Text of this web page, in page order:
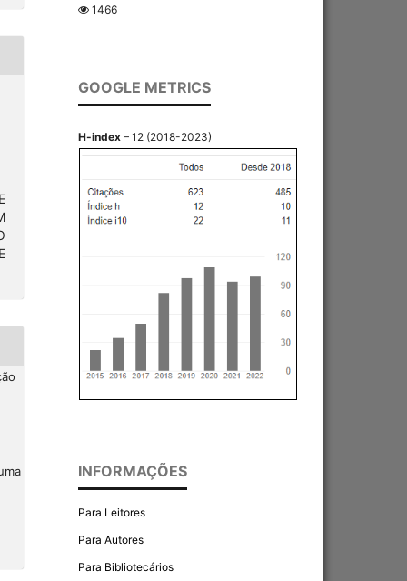
1466
GOOGLE METRICS
H-index – 12 (2018-2023)
INFORMAÇÕES
Para Leitores
Para Autores
Para Bibliotecários